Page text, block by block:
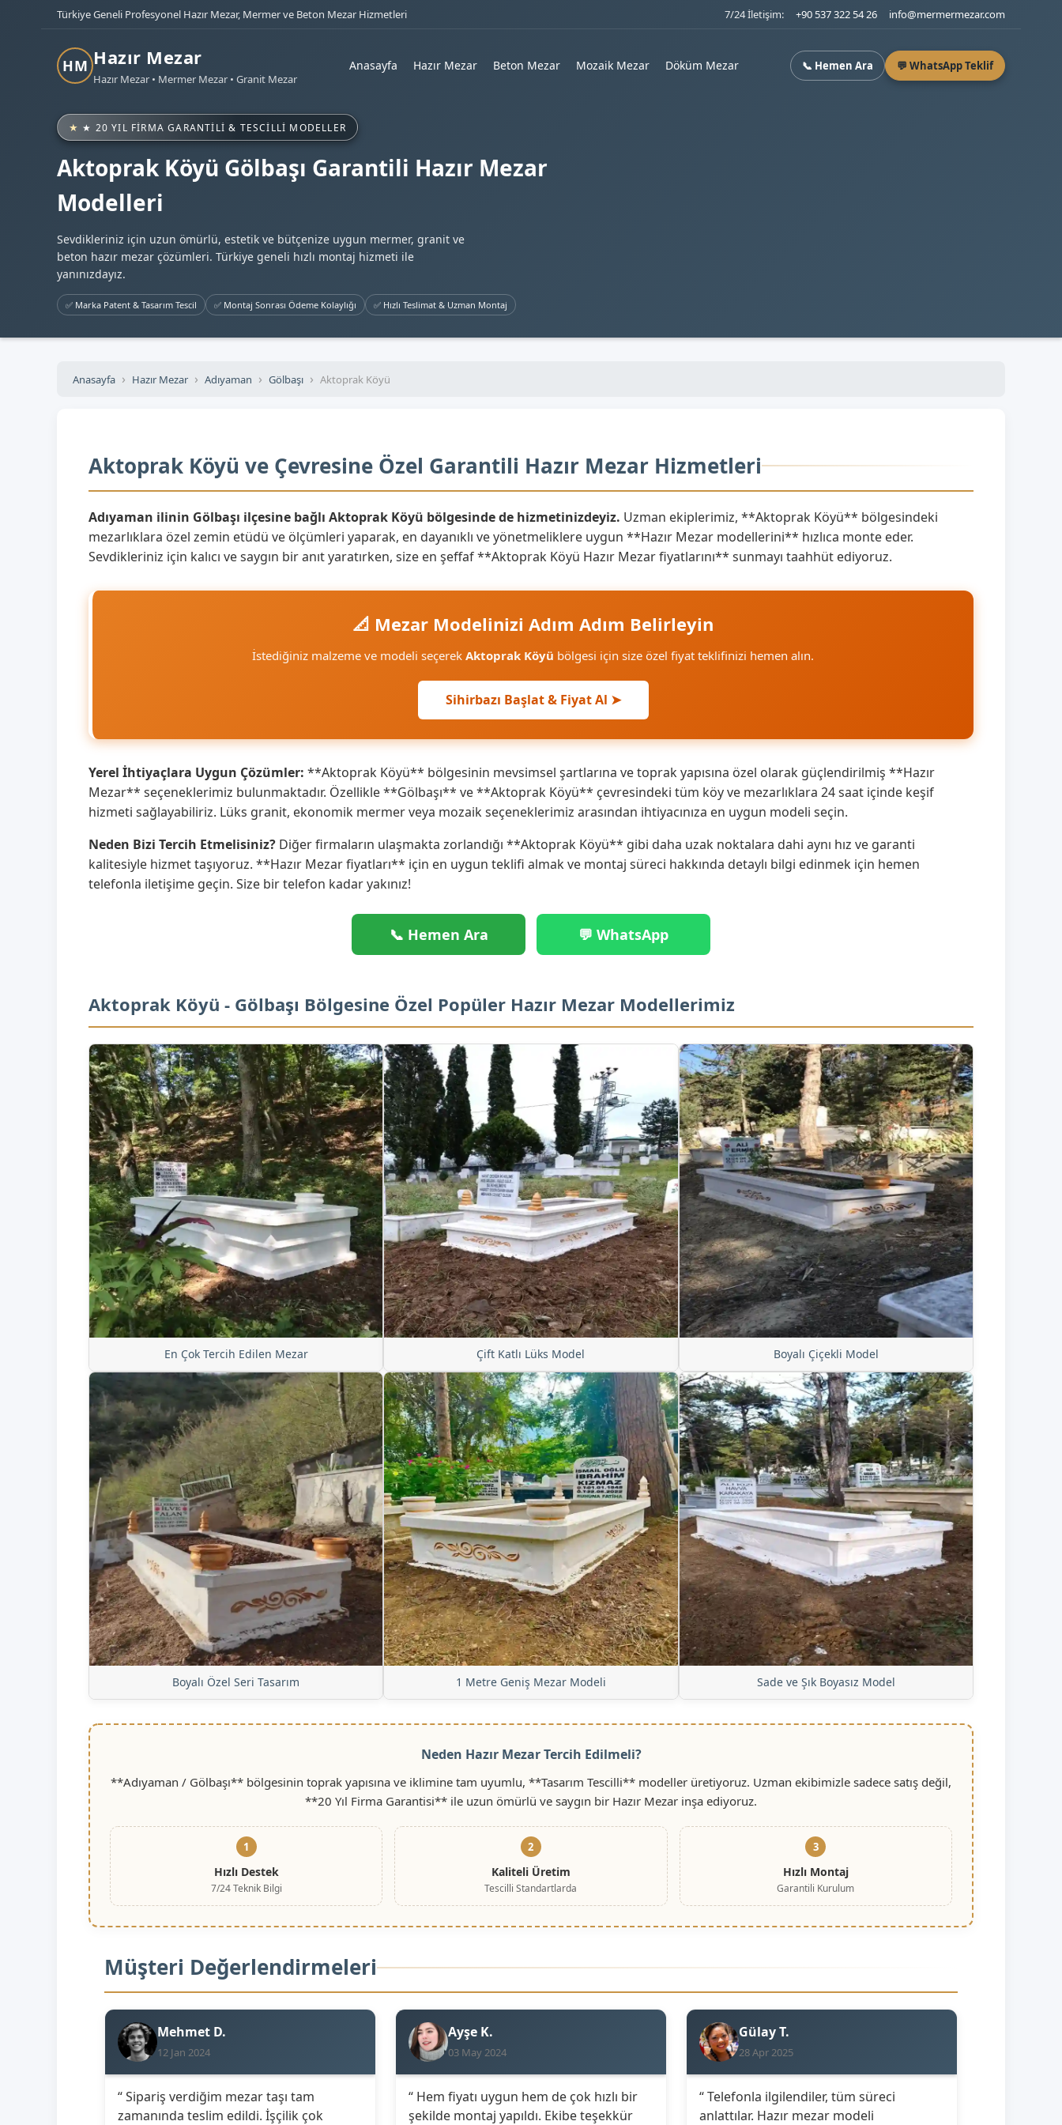
Türkiye Geneli Profesyonel Hazır Mezar, Mermer ve Beton Mezar Hizmetleri 7/24 İletişim: +90 537 322 54 26 info@mermermezar.com
HM Hazır Mezar
Hazır Mezar • Mermer Mezar • Granit Mezar
Anasayfa Hazır Mezar Beton Mezar Mozaik Mezar Döküm Mezar 📞 Hemen Ara 💬 WhatsApp Teklif
★ 20 YIL FIRMA GARANTILI & TESCILLI MODELLER
Aktoprak Köyü Gölbaşı Garantili Hazır Mezar
Modelleri
Sevdikleriniz için uzun ömürlü, estetik ve bütçenize uygun mermer, granit ve
beton hazır mezar çözümleri. Türkiye geneli hızlı montaj hizmeti ile
yanınızdayız.
✅ Marka Patent & Tasarım Tescil ✅ Montaj Sonrası Ödeme Kolaylığı ✅ Hızlı Teslimat & Uzman Montaj
Anasayfa Hazır Mezar Adıyaman Gölbaşı Aktoprak Köyü
Aktoprak Köyü ve Çevresine Özel Garantili Hazır Mezar Hizmetleri
Adıyaman ilinin Gölbaşı ilçesine bağlı Aktoprak Köyü bölgesinde de hizmetinizdeyiz. Uzman ekiplerimiz, **Aktoprak Köyü** bölgesindeki
mezarlıklara özel zemin etüdü ve ölçümleri yaparak, en dayanıklı ve yönetmeliklere uygun **Hazır Mezar modellerini** hızlıca monte eder.
Sevdikleriniz için kalıcı ve saygın bir anıt yaratırken, size en şeffaf **Aktoprak Köyü Hazır Mezar fiyatlarını** sunmayı taahhüt ediyoruz.
📐 Mezar Modelinizi Adım Adım Belirleyin
İstediğiniz malzeme ve modeli seçerek Aktoprak Köyü bölgesi için size özel fiyat teklifinizi hemen alın.
Sihirbazı Başlat & Fiyat Al ➤
Yerel İhtiyaçlara Uygun Çözümler: **Aktoprak Köyü** bölgesinin mevsimsel şartlarına ve toprak yapısına özel olarak güçlendirilmiş **Hazır
Mezar** seçeneklerimiz bulunmaktadır. Özellikle **Gölbaşı** ve **Aktoprak Köyü** çevresindeki tüm köy ve mezarlıklara 24 saat içinde keşif
hizmeti sağlayabiliriz. Lüks granit, ekonomik mermer veya mozaik seçeneklerimiz arasından ihtiyacınıza en uygun modeli seçin.
Neden Bizi Tercih Etmelisiniz? Diğer firmaların ulaşmakta zorlandığı **Aktoprak Köyü** gibi daha uzak noktalara dahi aynı hız ve garanti
kalitesiyle hizmet taşıyoruz. **Hazır Mezar fiyatları** için en uygun teklifi almak ve montaj süreci hakkında detaylı bilgi edinmek için hemen
telefonla iletişime geçin. Size bir telefon kadar yakınız!
📞 Hemen Ara 💬 WhatsApp
Aktoprak Köyü - Gölbaşı Bölgesine Özel Popüler Hazır Mezar Modellerimiz
En Çok Tercih Edilen Mezar Çift Katlı Lüks Model Boyalı Çiçekli Model
Boyalı Özel Seri Tasarım 1 Metre Geniş Mezar Modeli Sade ve Şık Boyasız Model
Neden Hazır Mezar Tercih Edilmeli?
**Adıyaman / Gölbaşı** bölgesinin toprak yapısına ve iklimine tam uyumlu, **Tasarım Tescilli** modeller üretiyoruz. Uzman ekibimizle sadece satış değil,
**20 Yıl Firma Garantisi** ile uzun ömürlü ve saygın bir Hazır Mezar inşa ediyoruz.
1
Hızlı Destek
7/24 Teknik Bilgi
2
Kaliteli Üretim
Tescilli Standartlarda
3
Hızlı Montaj
Garantili Kurulum
Müşteri Değerlendirmeleri
Mehmet D.
12 Jan 2024
“ Sipariş verdiğim mezar taşı tam
zamanında teslim edildi. İşçilik çok
Ayşe K.
03 May 2024
“ Hem fiyatı uygun hem de çok hızlı bir
şekilde montaj yapıldı. Ekibe teşekkür
Gülay T.
28 Apr 2025
“ Telefonla ilgilendiler, tüm süreci
anlattılar. Hazır mezar modeli